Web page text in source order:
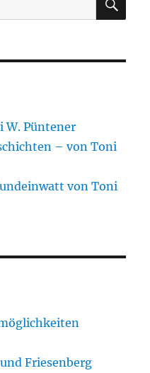
W. Püntener
– von Toni
von Toni
Friesenberg